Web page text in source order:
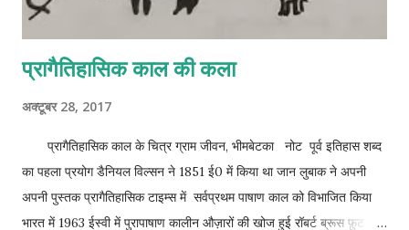
प्रागैतिहासिक काल की कला
अक्टूबर 28, 2017
प्रागैतिहासिक काल के चित्र ग्राम जीवन, भीमबेटका नोट पूर्व इतिहास शब्द
का पहला प्रयोग डैनियल विल्सन ने 1851 ई0 में किया था जान लुबाक ने अपनी
अपनी पुस्तक प्रागैतिहासिक टाइम्स में सर्वप्रथम पाषाण काल ​​को विभाजित किया
भारत में 1963 ईस्वी में पुरापाषाण कालीन औज़ारों की खोज हुई रॉबर्ट ब्रूस फ़ुट